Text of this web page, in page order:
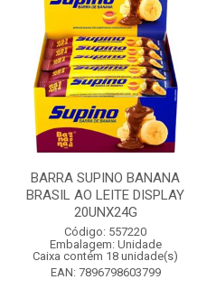
BARRA SUPINO BANANA
BRASIL AO LEITE DISPLAY
20UNX24G
Código: 557220
Embalagem: Unidade
Caixa contém 18 unidade(s)
EAN: 7896798603799